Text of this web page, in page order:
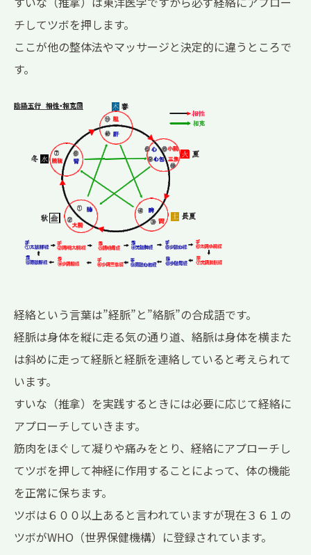
チしてツボを押します。
ここが他の整体法やマッサージと決定的に違うところで
す。
経絡という言葉は”経脈”と”絡脈”の合成語です。
経脈は身体を縦に走る気の通り道、絡脈は身体を横また
は斜めに走って経脈と経脈を連絡していると考えられて
います。
すいな（推拿）を実践するときには必要に応じて経絡に
アプローチしていきます。
筋肉をほぐして凝りや痛みをとり、経絡にアプローチし
てツボを押して神経に作用することによって、体の機能
を正常に保ちます。
ツボは６００以上あると言われていますが現在３６１の
ツボがWHO（世界保健機構）に登録されています。